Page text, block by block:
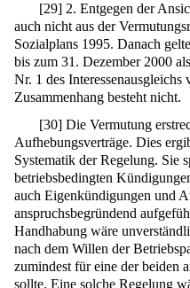
[29] 2. Entgegen der
auch nicht aus der
Sozialplans 1995. Danach
bis zum 31. Dezember 2000
Nr. 1 des Interessenausgleichs
Zusammenhang besteht nicht.
[30] Die Vermutung
Aufhebungsverträge. Dies
Systematik der Regelung. Sie
betriebsbedingten
auch Eigenkündigungen und
anspruchsbegründend
Handhabung wäre
nach dem Willen der
zumindest für eine der beiden
sollte. Eine solche Regelung